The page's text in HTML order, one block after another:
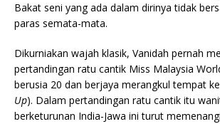
Bakat seni yang ada dalam dirinya tidak
paras semata-mata.
Dikurniakan wajah klasik, Vanidah pernah
pertandingan ratu cantik Miss Malaysia
berusia 20 dan berjaya merangkul tempat
Up). Dalam pertandingan ratu cantik itu
berketurunan India-Jawa ini turut